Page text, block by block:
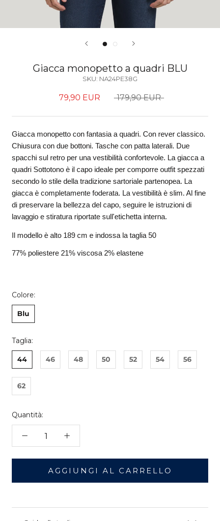
Giacca monopetto a quadri BLU
SKU: NA24PE38G
79,90 EUR 179,90 EUR
Giacca monopetto con fantasia a quadri. Con rever classico.
Chiusura con due bottoni. Tasche con patta laterali. Due
spacchi sul retro per una vestibilità confortevole. La giacca a
quadri Sottotono è il capo ideale per comporre outfit spezzati
secondo lo stile della tradizione sartoriale partenopea. La
giacca è completamente foderata. La vestibilità è slim. Al fine
di preservare la bellezza del capo, seguire le istruzioni di
lavaggio e stiratura riportate sull'etichetta interna.
Il modello è alto 189 cm e indossa la taglia 50
77% poliestere 21% viscosa 2% elastene
Colore:
Blu
Taglia:
44 46 48 50 52 54 56
62
Quantità:
AGGIUNGI AL CARRELLO